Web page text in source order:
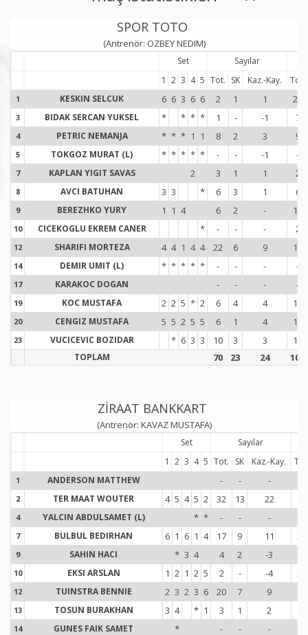
SPOR TOTO
(Antrenör: OZBEY NEDIM)
Set
Sayılar
1 2 3 4 5 Tot. SK Kaz.-Kay. Tot.
1 KESKIN SELCUK 6 6 3 6 6 2 1 1 20
3 BIDAK SERCAN YUKSEL * * * * 1 - -1 7
4 PETRIC NEMANJA * * * 1 1 8 2 3 9
5 TOKGOZ MURAT (L) * * * * * - - -1 -
7 KAPLAN YIGIT SAVAS 2 3 1 1 2
8 AVCI BATUHAN 3 3 * 6 3 1 6
9 BEREZHKO YURY 1 1 4 6 2 - 10
10 CICEKOGLU EKREM CANER * - - - 2
12 SHARIFI MORTEZA 4 4 1 4 4 22 6 9 14
14 DEMIR UMIT (L) * * * * * - - - -
17 KARAKOC DOGAN - - - -
19 KOC MUSTAFA 2 2 5 * 2 6 4 4 16
20 CENGIZ MUSTAFA 5 5 2 5 5 6 1 4 10
23 VUCICEVIC BOZIDAR * 6 3 3 10 3 3 10
TOPLAM 70 23 24 106
ZİRAAT BANKKART
(Antrenör: KAVAZ MUSTAFA)
Set
Sayılar
1 2 3 4 5 Tot. SK Kaz.-Kay.
1 ANDERSON MATTHEW - - -
2 TER MAAT WOUTER 4 5 4 5 2 32 13 22
4 YALCIN ABDULSAMET (L) * * - - -
7 BULBUL BEDIRHAN 6 1 6 1 4 17 9 11 20
9 SAHIN HACI * 3 4 4 2 -3
10 EKSI ARSLAN 1 2 1 2 5 2 - -4 22
12 TUINSTRA BENNIE 2 3 2 3 6 20 7 9 24
13 TOSUN BURAKHAN 3 4 * 1 3 1 2
14 GUNES FAIK SAMET * - - -